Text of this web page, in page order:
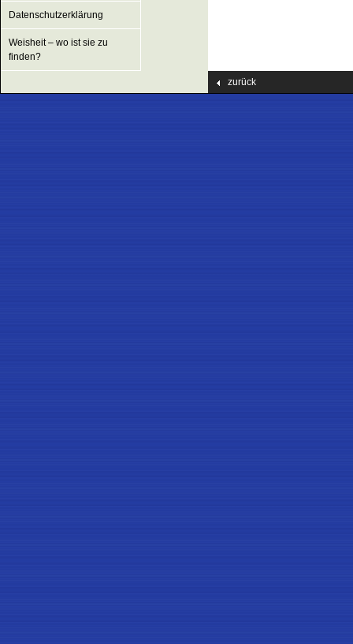
Datenschutzerklärung
Weisheit – wo ist sie zu
finden?
zurück